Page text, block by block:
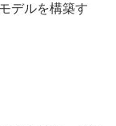
デルを構築す